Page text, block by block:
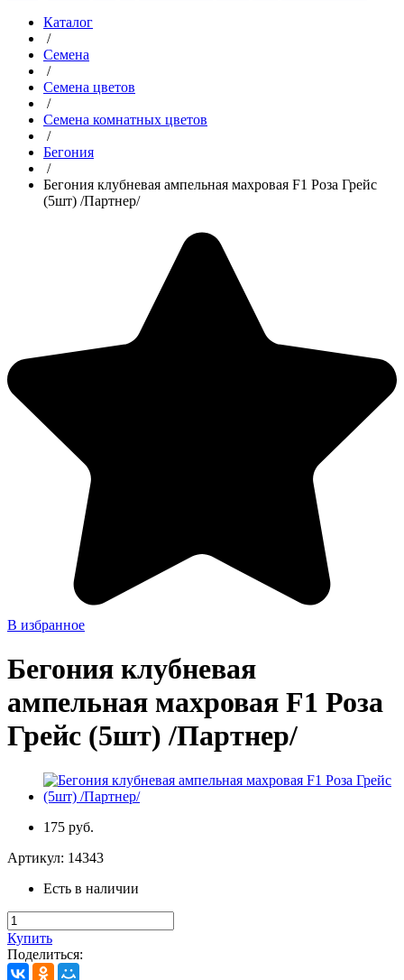
Каталог
/
Семена
/
Семена цветов
/
Семена комнатных цветов
/
Бегония
/
Бегония клубневая ампельная махровая F1 Роза Грейс
(5шт) /Партнер/
В избранное
Бегония клубневая
ампельная махровая F1 Роза
Грейс (5шт) /Партнер/
175 руб.
Артикул: 14343
Есть в наличии
Купить
Поделиться: